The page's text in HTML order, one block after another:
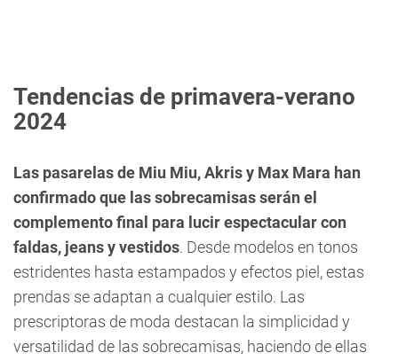
Tendencias de primavera-verano
2024
Las pasarelas de Miu Miu, Akris y Max Mara han
confirmado que las sobrecamisas serán el
complemento final para lucir espectacular con
faldas, jeans y vestidos. Desde modelos en tonos
estridentes hasta estampados y efectos piel, estas
prendas se adaptan a cualquier estilo. Las
prescriptoras de moda destacan la simplicidad y
versatilidad de las sobrecamisas, haciendo de ellas